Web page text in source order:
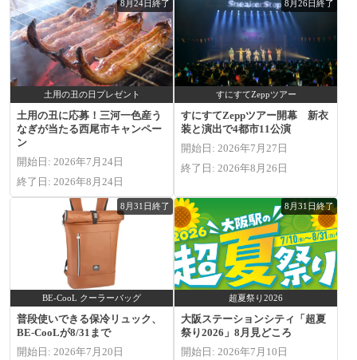
8月24日終了
土用の丑の日プレゼント
土用の丑に応募！三河一色産う
なぎが当たる西尾市キャンペー
ン
開始日: 2026年7月24日
終了日: 2026年8月24日
8月26日終了
すにすてZeppツアー
すにすてZeppツアー開幕 新衣
装と演出で4都市11公演
開始日: 2026年7月27日
終了日: 2026年8月26日
8月31日終了
BE-CooL クーラーバッグ
普段使いできる保冷リュック、
BE-CooLが8/31まで
開始日: 2026年7月20日
8月31日終了
超夏祭り2026
大阪ステーションシティ「超夏
祭り2026」8月見どころ
開始日: 2026年7月10日